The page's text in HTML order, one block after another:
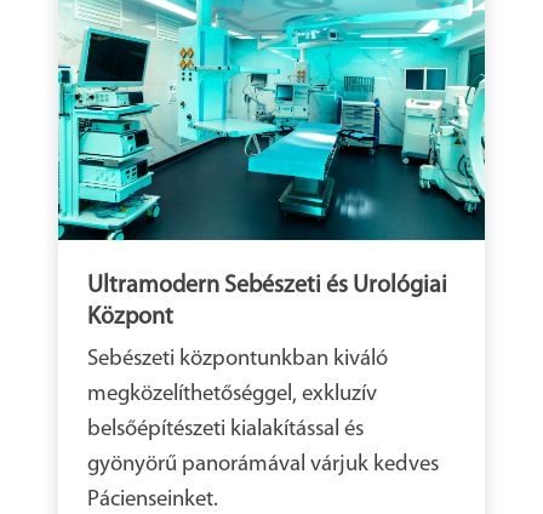
Ultramodern Sebészeti és Urológiai
Központ
Sebészeti központunkban kiváló
megközelíthetőséggel, exkluzív
belsőépítészeti kialakítással és
gyönyörű panorámával várjuk kedves
Pácienseinket.